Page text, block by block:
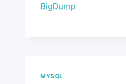
BigDump
MYSQL